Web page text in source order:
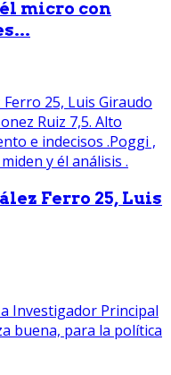
micro con
Ferro 25, Luis